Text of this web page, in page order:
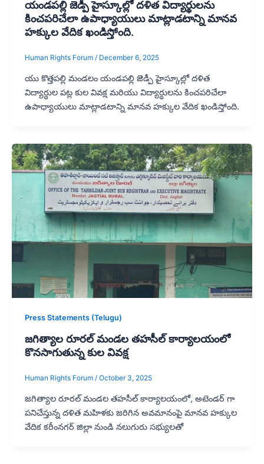
యండపల్లి జెడ్పీ హైస్కూల్లో దళిత విద్యార్థులను
కించపరిచేలా ఉపాధ్యాయులు మాట్లాడటాన్ని మానవ
హక్కుల వేదిక ఖండిస్తోంది.
Human Rights Forum / December 6, 2025
యు కొత్తపల్లి మండలం యండపల్లి జెడ్పీ హైస్కూల్లో దళిత
విద్యార్థుల పట్ల కుల వివక్ష మరియు విద్యార్థులను కించపరిచేలా
ఉపాధ్యాయులు మాట్లాడటాన్ని మానవ హక్కుల వేదిక ఖండిస్తోంది.
Press Statements (Telugu)
జగిత్యాల రూరల్ మండల తహసీల్ కార్యాలయంలో
కొనసాగుతున్న కుల వివక్ష
Human Rights Forum / October 3, 2025
జగిత్యాల రూరల్ మండల తహసీల్ కార్యాలయంలో, అటెండర్ గా
పనిచేస్తున్న దళిత మహిళకు జరిగిన అవమానంపై మానవ హక్కుల
వేదిక కరీంనగర్ జిల్లా నుండి నలుగురు సభ్యులతో